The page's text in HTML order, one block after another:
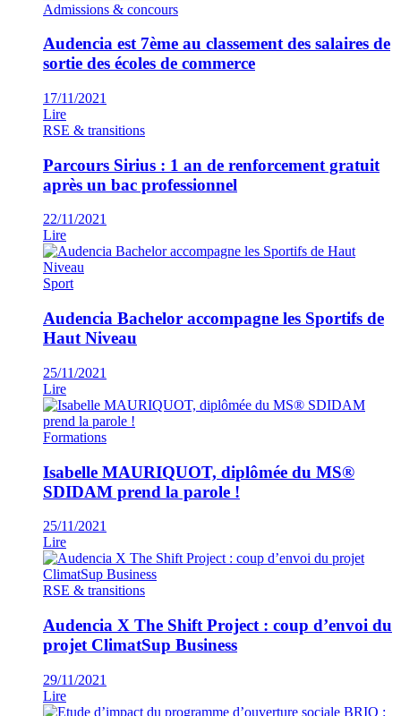
Admissions & concours
Audencia est 7ème au classement des salaires de
sortie des écoles de commerce
17/11/2021
Lire
RSE & transitions
Parcours Sirius : 1 an de renforcement gratuit
après un bac professionnel
22/11/2021
Lire
Sport
Audencia Bachelor accompagne les Sportifs de
Haut Niveau
25/11/2021
Lire
Formations
Isabelle MAURIQUOT, diplômée du MS®
SDIDAM prend la parole !
25/11/2021
Lire
RSE & transitions
Audencia X The Shift Project : coup d’envoi du
projet ClimatSup Business
29/11/2021
Lire